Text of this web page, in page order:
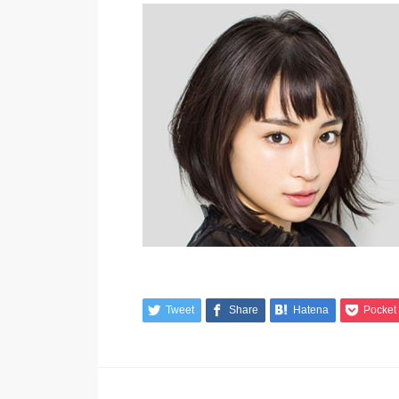
Tweet Share Hatena Pocket